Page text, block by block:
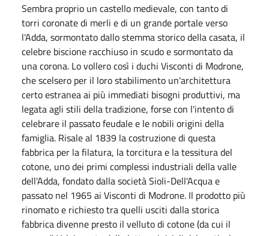
Sembra proprio un castello medievale, con tanto di
torri coronate di merli e di un grande portale verso
l'Adda, sormontato dallo stemma storico della casata, il
celebre biscione racchiuso in scudo e sormontato da
una corona. Lo vollero così i duchi Visconti di Modrone,
che scelsero per il loro stabilimento un'architettura
certo estranea ai più immediati bisogni produttivi, ma
legata agli stili della tradizione, forse con l'intento di
celebrare il passato feudale e le nobili origini della
famiglia. Risale al 1839 la costruzione di questa
fabbrica per la filatura, la torcitura e la tessitura del
cotone, uno dei primi complessi industriali della valle
dell'Adda, fondato dalla società Sioli-Dell'Acqua e
passato nel 1965 ai Visconti di Modrone. Il prodotto più
rinomato e richiesto tra quelli usciti dalla storica
fabbrica divenne presto il velluto di cotone (da cui il